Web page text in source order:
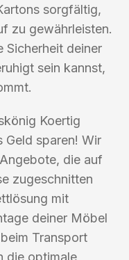
sorgfältig,
zu gewährleisten.
Sicherheit deiner
sein kannst,
Koertig
Geld sparen! Wir
die auf
zugeschnitten
mit
deiner Möbel
Transport
die optimale